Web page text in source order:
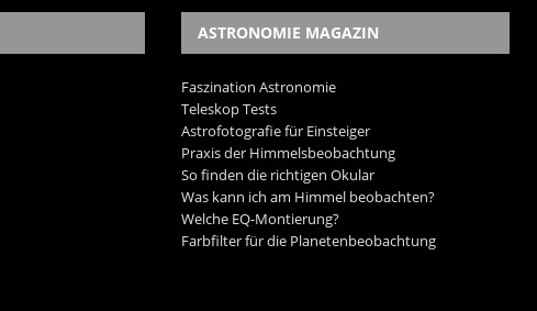
ASTRONOMIE MAGAZIN
Faszination Astronomie
Teleskop Tests
Astrofotografie für Einsteiger
Praxis der Himmelsbeobachtung
So finden die richtigen Okular
Was kann ich am Himmel beobachten?
Welche EQ-Montierung?
Farbfilter für die Planetenbeobachtung